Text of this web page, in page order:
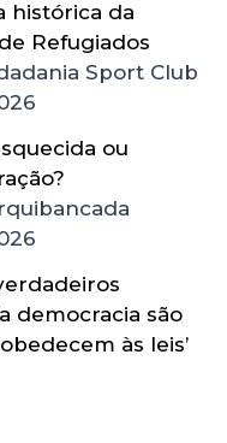
histórica da
Refugiados
Sport Club
ou
democracia são
às leis’